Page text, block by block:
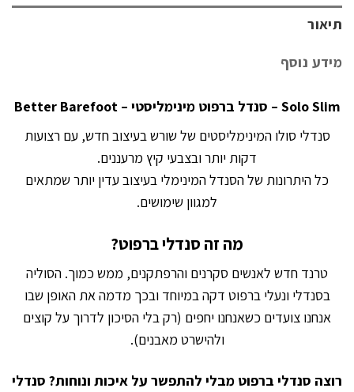
תיאור
מידע נוסף
Solo Slim – סנדל ברפוט מינימליסטי – Better Barefoot
סנדלי סולו המינימליסטים של שורש בעיצוב חדש, עם רצועות
דקות יותר ובצבעי קיץ מרעננים.
כל היתרונות של הסנדל המינימלי בעיצוב עדין יותר שמתאים
למגוון שימושים.
מה זה סנדלי ברפוט?
טרנד חדש לאנשים סקרנים והרפתקנים, ממש כמוך. הסוליה
בסנדלי ונעלי ברפוט דקה במיוחד ובכך מדמה את האופן שבו
אנחנו צועדים כשאנחנו יחפים (רק בלי הסיכון לדרוך על קוצים
ולהישרט מאבנים).
רוצה סנדלי ברפוט מבלי להתפשר על איכות ונוחות? סנדלי